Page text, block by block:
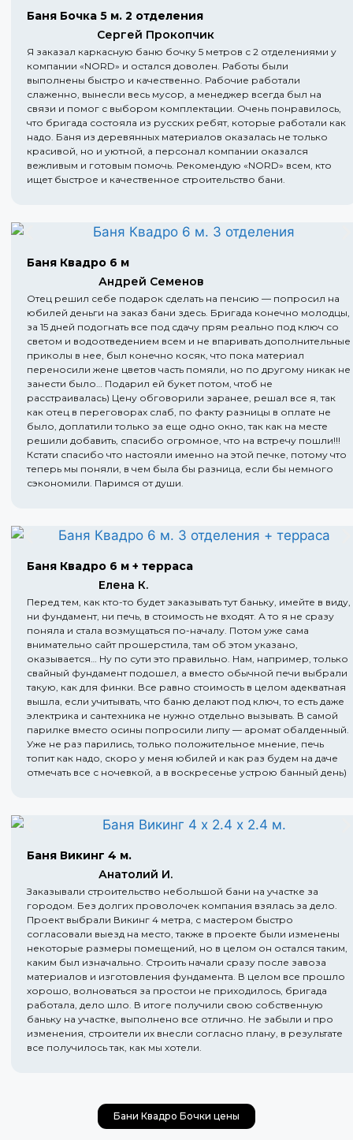
Баня Бочка 5 м. 2 отделения
Сергей Прокопчик
Я заказал каркасную баню бочку 5 метров с 2 отделениями у
компании «NORD» и остался доволен. Работы были
выполнены быстро и качественно. Рабочие работали
слаженно, вынесли весь мусор, а менеджер всегда был на
связи и помог с выбором комплектации. Очень понравилось,
что бригада состояла из русских ребят, которые работали как
надо. Баня из деревянных материалов оказалась не только
красивой, но и уютной, а персонал компании оказался
вежливым и готовым помочь. Рекомендую «NORD» всем, кто
ищет быстрое и качественное строительство бани.
Баня Квадро 6 м
Андрей Семенов
Отец решил себе подарок сделать на пенсию — попросил на
юбилей деньги на заказ бани здесь. Бригада конечно молодцы,
за 15 дней подогнать все под сдачу прям реально под ключ со
светом и водоотведением всем и не впаривать дополнительные
приколы в нее, был конечно косяк, что пока материал
переносили жене цветов часть помяли, но по другому никак не
занести было… Подарил ей букет потом, чтоб не
расстраивалась) Цену обговорили заранее, решал все я, так
как отец в переговорах слаб, по факту разницы в оплате не
было, доплатили только за еще одно окно, так как на месте
решили добавить, спасибо огромное, что на встречу пошли!!!
Кстати спасибо что настояли именно на этой печке, потому что
теперь мы поняли, в чем была бы разница, если бы немного
сэкономили. Паримся от души.
Баня Квадро 6 м + терраса
Елена К.
Перед тем, как кто-то будет заказывать тут баньку, имейте в виду,
ни фундамент, ни печь, в стоимость не входят. А то я не сразу
поняла и стала возмущаться по-началу. Потом уже сама
внимательно сайт прошерстила, там об этом указано,
оказывается… Ну по сути это правильно. Нам, например, только
свайный фундамент подошел, а вместо обычной печи выбрали
такую, как для финки. Все равно стоимость в целом адекватная
вышла, если учитывать, что баню делают под ключ, то есть даже
электрика и сантехника не нужно отдельно вызывать. В самой
парилке вместо осины попросили липу — аромат обалденный.
Уже не раз парились, только положительное мнение, печь
топит как надо, скоро у меня юбилей и как раз будем на даче
отмечать все с ночевкой, а в воскресенье устрою банный день)
Баня Викинг 4 м.
Анатолий И.
Заказывали строительство небольшой бани на участке за
городом. Без долгих проволочек компания взялась за дело.
Проект выбрали Викинг 4 метра, с мастером быстро
согласовали выезд на место, также в проекте были изменены
некоторые размеры помещений, но в целом он остался таким,
каким был изначально. Строить начали сразу после завоза
материалов и изготовления фундамента. В целом все прошло
хорошо, волноваться за простои не приходилось, бригада
работала, дело шло. В итоге получили свою собственную
баньку на участке, выполнено все отлично. Не забыли и про
изменения, строители их внесли согласно плану, в результате
все получилось так, как мы хотели.
Бани Квадро Бочки цены